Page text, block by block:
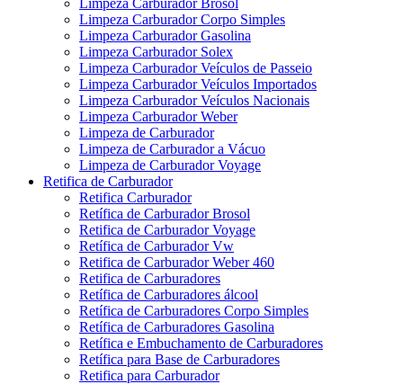
Limpeza Carburador Brosol
Limpeza Carburador Corpo Simples
Limpeza Carburador Gasolina
Limpeza Carburador Solex
Limpeza Carburador Veículos de Passeio
Limpeza Carburador Veículos Importados
Limpeza Carburador Veículos Nacionais
Limpeza Carburador Weber
Limpeza de Carburador
Limpeza de Carburador a Vácuo
Limpeza de Carburador Voyage
Retifica de Carburador
Retifica Carburador
Retífica de Carburador Brosol
Retifica de Carburador Voyage
Retífica de Carburador Vw
Retifica de Carburador Weber 460
Retifica de Carburadores
Retífica de Carburadores álcool
Retífica de Carburadores Corpo Simples
Retífica de Carburadores Gasolina
Retífica e Embuchamento de Carburadores
Retífica para Base de Carburadores
Retifica para Carburador